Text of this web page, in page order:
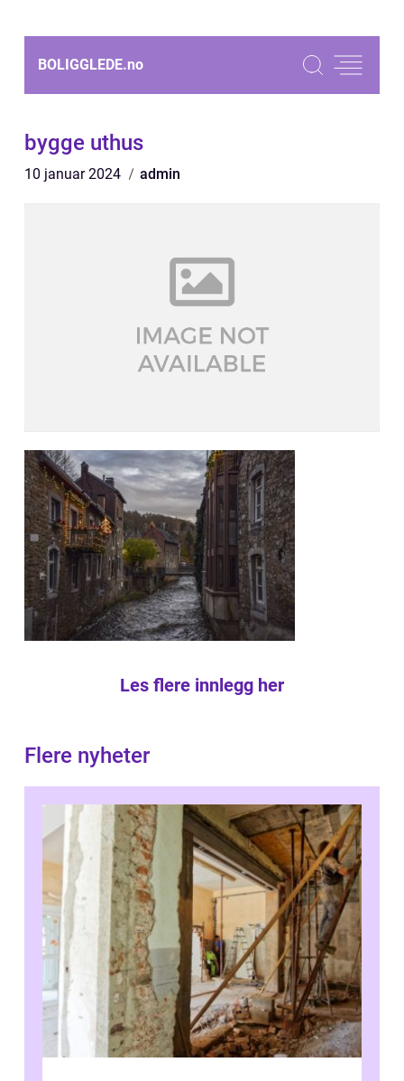
BOLIGGLEDE.no
bygge uthus
10 januar 2024 admin
Les flere innlegg her
Flere nyheter